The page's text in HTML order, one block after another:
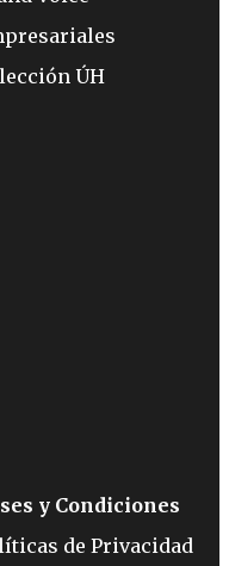
ÚH
y Condiciones
de Privacidad